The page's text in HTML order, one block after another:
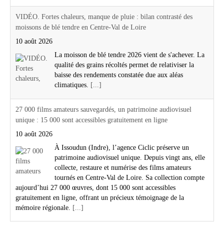
VIDÉO. Fortes chaleurs, manque de pluie : bilan contrasté des
moissons de blé tendre en Centre-Val de Loire
10 août 2026
La moisson de blé tendre 2026 vient de s'achever. La
qualité des grains récoltés permet de relativiser la
baisse des rendements constatée due aux aléas
climatiques. [...]
27 000 films amateurs sauvegardés, un patrimoine audiovisuel
unique : 15 000 sont accessibles gratuitement en ligne
10 août 2026
À Issoudun (Indre), l’agence Ciclic préserve un
patrimoine audiovisuel unique. Depuis vingt ans, elle
collecte, restaure et numérise des films amateurs
tournés en Centre-Val de Loire. Sa collection compte
aujourd’hui 27 000 œuvres, dont 15 000 sont accessibles
gratuitement en ligne, offrant un précieux témoignage de la
mémoire régionale. [...]